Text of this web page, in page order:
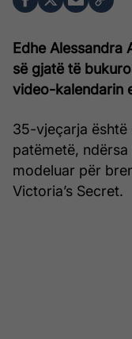
Edhe Alessandra
së gjatë të
video-kalendarin
35-vjeçarja është
patëmetë,
modeluar për
Victoria’s Secret.